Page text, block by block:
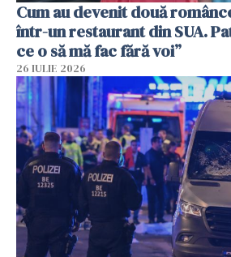
Cum au devenit două
într-un restaurant din SUA.
ce o să mă fac fără voi”
26 IULIE 2026